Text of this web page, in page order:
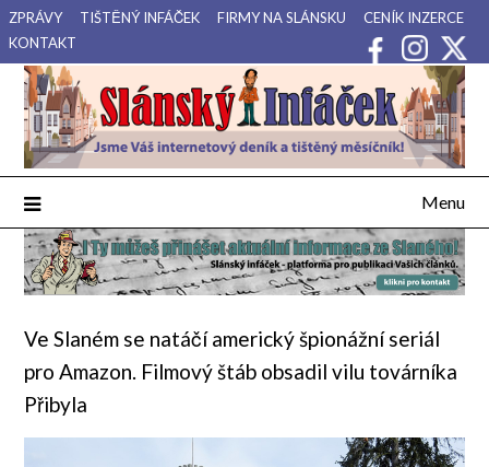
Přejdi
na
obsah
ZPRÁVY TIŠTĚNÝ INFÁČEK FIRMY NA SLÁNSKU
CENÍK INZERCE
KONTAKT
Slánský Infáček
Váš internetový deník a tištěný měsíčník pro Slánsko, Kladensko
a Lounsko.
Menu
Ve Slaném se natáčí americký špionážní seriál
pro Amazon. Filmový štáb obsadil vilu továrníka
Přibyla